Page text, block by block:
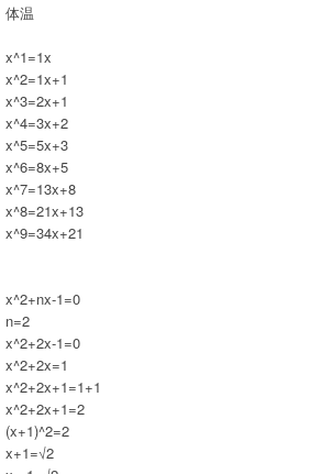
体温
x^1=1x
x^2=1x+1
x^3=2x+1
x^4=3x+2
x^5=5x+3
x^6=8x+5
x^7=13x+8
x^8=21x+13
x^9=34x+21
x^2+nx-1=0
n=2
x^2+2x-1=0
x^2+2x=1
x^2+2x+1=1+1
x^2+2x+1=2
(x+1)^2=2
x+1=√2